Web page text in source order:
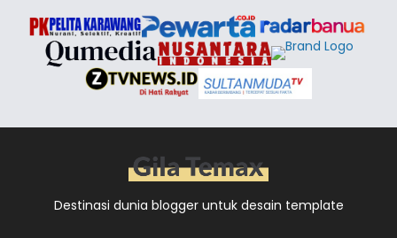
Destinasi dunia blogger untuk desain template